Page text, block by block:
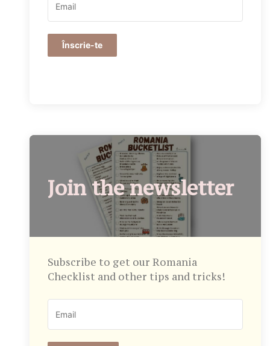
Înscrie-te
Join the newsletter
Subscribe to get our Romania
Checklist and other tips and tricks!